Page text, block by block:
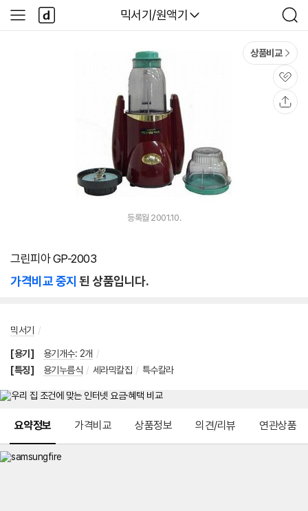
다나와
믹서기/원액기
검
색
사
이
다
나
와
상품비교
관
심
등록월 2001.10.
그린피아 GP-2003
가격비교 중지 된 상품입니다.
믹서기 /
[용기] 용기개수: 2개 /
[특징]
용기누름식 / 세라믹칼집 / 특수칼라
요약정보 가격비교 상품정보 의견/리뷰 연관상품